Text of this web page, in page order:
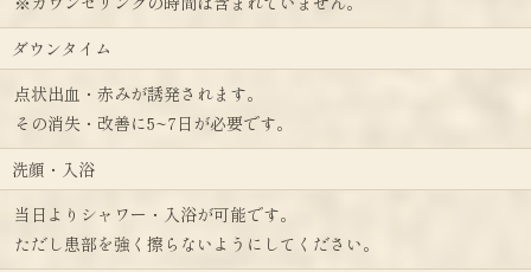
ダウンタイム
点状出血・赤みが誘発されます。
その消失・改善に5~7日が必要です。
洗顔・入浴
当日よりシャワー・入浴が可能です。
ただし患部を強く擦らないようにしてください。